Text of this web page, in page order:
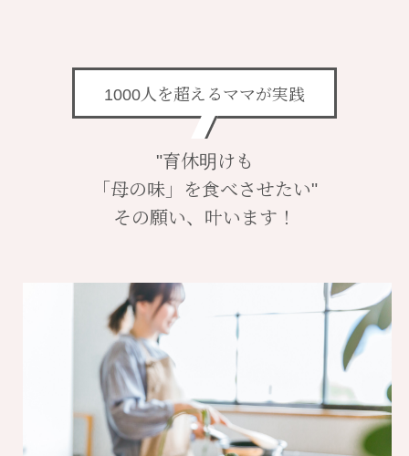
1000人を超えるママが実践
"育休明けも
「母の味」を食べさせたい"
その願い、叶います！